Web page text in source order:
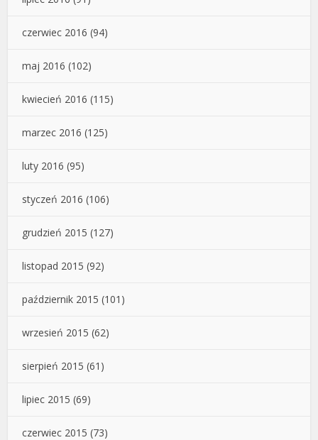
czerwiec 2016 (94)
maj 2016 (102)
kwiecień 2016 (115)
marzec 2016 (125)
luty 2016 (95)
styczeń 2016 (106)
grudzień 2015 (127)
listopad 2015 (92)
październik 2015 (101)
wrzesień 2015 (62)
sierpień 2015 (61)
lipiec 2015 (69)
czerwiec 2015 (73)